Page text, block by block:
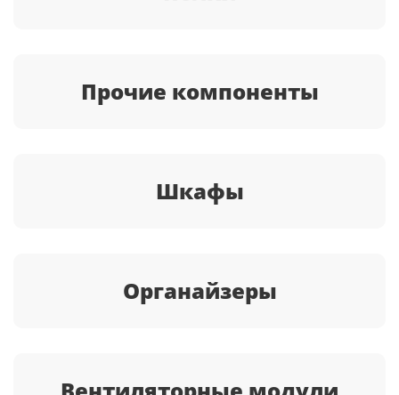
Прочие компоненты
Шкафы
Органайзеры